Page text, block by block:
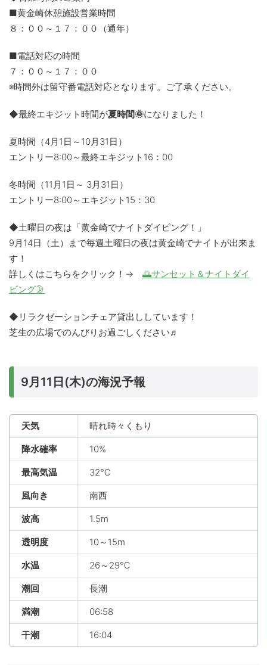
■黄金崎休憩施設営業時間
８：００～１７：００（通年）
■電話対応の時間
７：００～１７：００
※時間外は留守番電話対応となります。ご了承ください。
◆最終エキジット時間が夏時間🌞になりました！
夏時間（4月1日～10月31日）
エントリー8:00～最終エキジット16：00
冬時間（11月1日～ 3月31日）
エントリー8:00～エキジット15：30
◆土曜日の夜は「黄金崎でナイトダイビング！」
9月14日（土）まで毎週土曜日の夜は黄金崎でナイトが出来ま
す！
詳しくはこちらをクリック！→ 🌅サンセット＆ナイトダイ
ビング🌛
◆リラクゼーションチェア貸出ししています！
芝生の広場でのんびりお過ごしください♬
9月11日(木)の海況予報
天気 晴れ時々くもり
降水確率 10%
最高気温 32℃
風向き 南西
波高 1.5m
透明度 10～15m
水温 26～29℃
潮回 長潮
満潮 06:58
干潮 16:04